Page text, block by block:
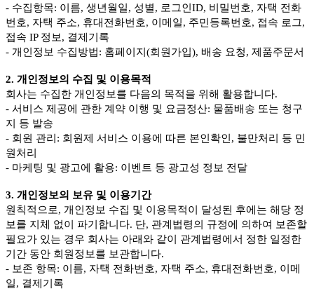
- 수집항목: 이름, 생년월일, 성별, 로그인ID, 비밀번호, 자택 전화
번호, 자택 주소, 휴대전화번호, 이메일, 주민등록번호, 접속 로그,
접속 IP 정보, 결제기록
- 개인정보 수집방법: 홈페이지(회원가입), 배송 요청, 제품주문서
2. 개인정보의 수집 및 이용목적
회사는 수집한 개인정보를 다음의 목적을 위해 활용합니다.
- 서비스 제공에 관한 계약 이행 및 요금정산: 물품배송 또는 청구
지 등 발송
- 회원 관리: 회원제 서비스 이용에 따른 본인확인, 불만처리 등 민
원처리
- 마케팅 및 광고에 활용: 이벤트 등 광고성 정보 전달
3. 개인정보의 보유 및 이용기간
원칙적으로, 개인정보 수집 및 이용목적이 달성된 후에는 해당 정
보를 지체 없이 파기합니다. 단, 관계법령의 규정에 의하여 보존할
필요가 있는 경우 회사는 아래와 같이 관계법령에서 정한 일정한
기간 동안 회원정보를 보관합니다.
- 보존 항목: 이름, 자택 전화번호, 자택 주소, 휴대전화번호, 이메
일, 결제기록